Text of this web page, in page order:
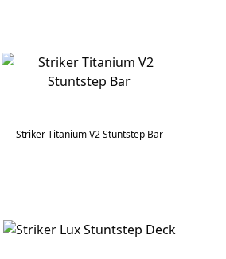
Striker Titanium V2 Stuntstep Bar